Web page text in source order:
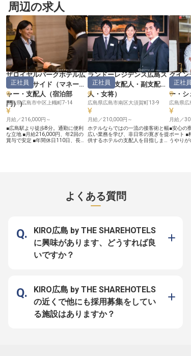
際ホテルで踏み出しませんか？
※2024年08月26日時点の情報です
様との出会いを大切にし、忘れられ
ない体験を演出する喜びを感じられ
ます。語学力を活かせる場面もあ
り、国際色豊かなお客様をお迎えす
る機会もございます。 ーー【働き
やすさを追求した環境とキャリアア
ップ】 スタッフが安心して長く働
けるよう、最新のITツールやスマー
トチェックインシステムを導入し、
業務効率化を推進しています。これ
により、お客様と向き合う時間を増
やし、質の高いサービス提供に集中
できる環境です。 社会保険完備は
もちろん、自社施設や提携施設の割
引、併設レストランの割引など、充
実した福利厚生も魅力。勤務前後に
温泉やジムを利用でき、心身ともに
リフレッシュしながら、あなたのキ
ャリアを築いていける場所です。
※2025年12月08日時点の情報です
温かい交
とりに
お客様
感じられる
を支える
の笑顔
尊重し
クを大
方でも
う、先輩
いたしま
と、あ
る制度も
安心して
がここに
06日時点
周辺の求人
ザロイヤルパークホテル広
島リバーサイド （マネージ
ャー・支配人（宿泊部
門））
正社員
広島県広島市中区上幟町7-14
月給／216,000円～
■広島駅より徒歩8分。通勤に便利
な立地 ■月給216,000円、年2回の
賞与で安定 ■年間休日110日、長期
りと上質なサービスでおもてなしの
心を表現しています。チェックイン
の経験と情熱が、お客様の旅をより
豊かなものにします。 ーー【成長
を実感できる環境と充実のサポー
ト】 当ホテルでは、フロントマネ
ージャー候補として、お客様へのサ
ービスはもちろん、チームをまと
る環境です。年間休日110日、長期
休暇も推奨しており、プライベート
も大切にしながら長く安心して働け
ます。 あなたの経験を活かし、私
たちと共にホテルを盛り上げていき
ましょう。 ※2026年04月22日時点
ランドーレジデンス広島ス
イーツ（ 支配人・副支配
人・女将）
正社員
広島県広島市南区大須賀町13-9
月給／210,000円～
ホテルならではの一流の接客術と幅
広い業務を学び、非日常の寛ぎを提
供するホテルの支配人を目指しまし
引を適用！まずは一歩踏み出してみ
ませんか？※この求人は2022年4月
26日時点の情報です
クイン
山町（
ー・シ
正社員
広島県広
月給／
■安心の
ポート ■
うやり
定を支え
しなが
社宅制度
よくある質問
KIRO広島 by THE SHAREHOTELS
に興味があります、どうすれば良
いですか？
KIRO広島 by THE SHAREHOTELS
の近くで他にも採用募集をしてい
る施設はありますか？